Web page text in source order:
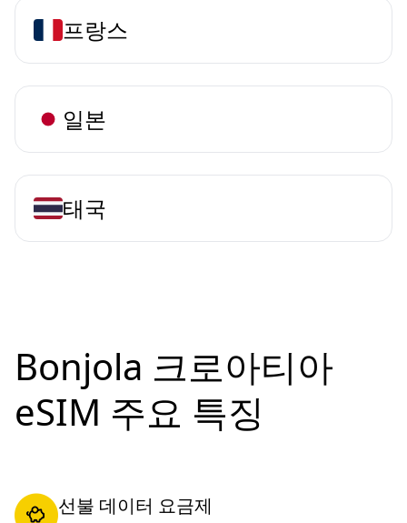
프랑스
일본
태국
Bonjola 크로아티아
eSIM 주요 특징
선불 데이터 요금제